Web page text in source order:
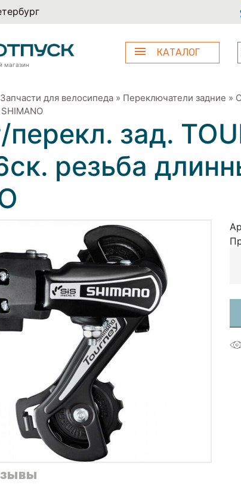
магазин
КАТАЛОГ
Запчасти для велосипеда » Переключатели задние »
зад.
резьба